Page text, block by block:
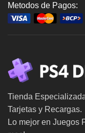
Metodos de Pagos:
Tienda
Tarjetas y Recargas.
Lo mejor en Juegos